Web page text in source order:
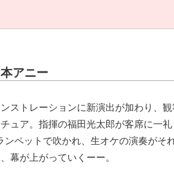
アニー
ストレーションに新演出が加わり、
ュア。指揮の福田光太郎が客席に一礼
ンペットで吹かれ、生オケの演奏がそ
幕が上がっていくーー。